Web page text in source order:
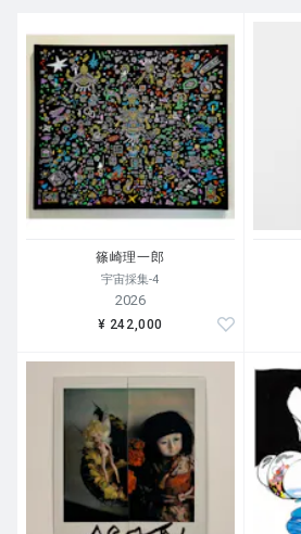
篠崎理一郎
宇宙採集-4
2026
¥ 242,000